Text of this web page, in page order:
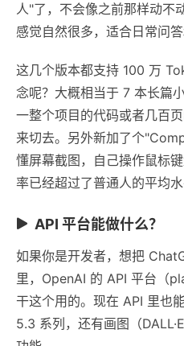
人"了，不会像之前那样动不
感觉自然很多，适合日常问答
这几个版本都支持 100 万
念呢？大概相当于 7 本长篇
一整个项目的代码或者几百
来切去。另外新加了个
懂屏幕截图，自己操作鼠标
率已经超过了普通人的平均水
API 平台能做什么？
如果你是开发者，想把
里，OpenAI 的 API 平台（
干这个用的。现在 API 里也
5.3 系列，还有画图（